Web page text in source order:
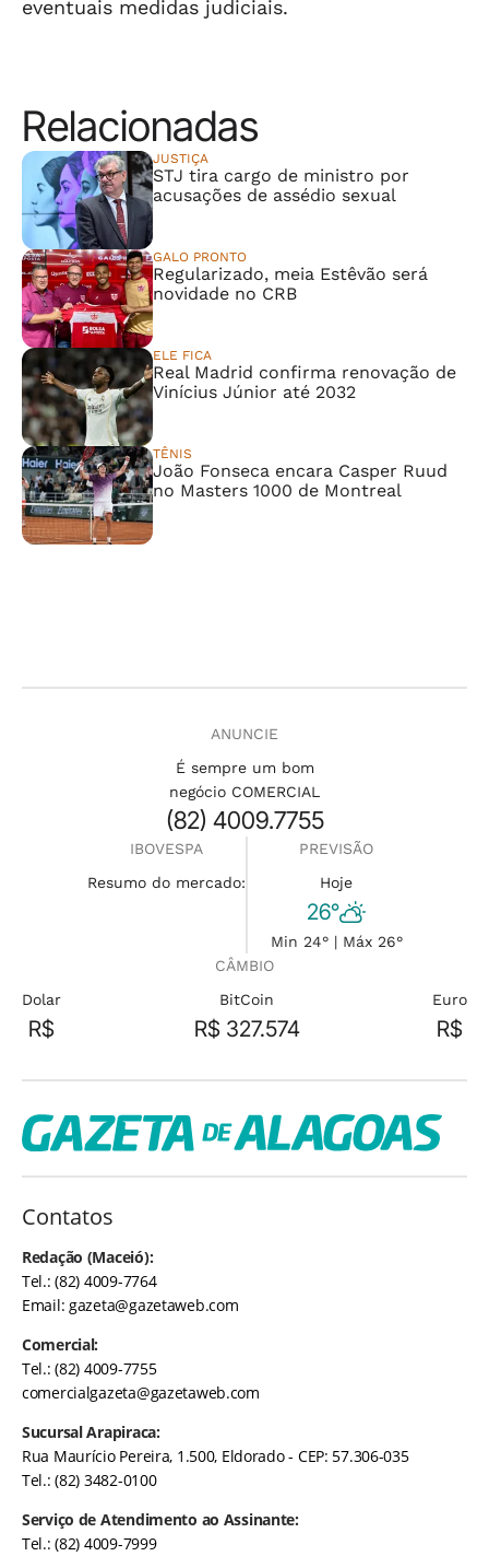
eventuais medidas judiciais.
Relacionadas
JUSTIÇA
STJ tira cargo de ministro por
acusações de assédio sexual
GALO PRONTO
Regularizado, meia Estêvão será
novidade no CRB
ELE FICA
Real Madrid confirma renovação de
Vinícius Júnior até 2032
TÊNIS
João Fonseca encara Casper Ruud
no Masters 1000 de Montreal
ANUNCIE
É sempre um bom
negócio COMERCIAL
(82) 4009.7755
IBOVESPA
Resumo do mercado:
PREVISÃO
Hoje
26°
Min 24° | Máx 26°
CÂMBIO
Dolar
R$
BitCoin
R$ 327.574
Euro
R$
Contatos
Redação (Maceió):
Tel.: (82) 4009-7764
Email:gazeta@gazetaweb.com
Comercial:
Tel.: (82) 4009-7755
comercialgazeta@gazetaweb.com
Sucursal Arapiraca:
Rua Maurício Pereira, 1.500, Eldorado - CEP: 57.306-035
Tel.: (82) 3482-0100
Serviço de Atendimento ao Assinante:
Tel.: (82) 4009-7999